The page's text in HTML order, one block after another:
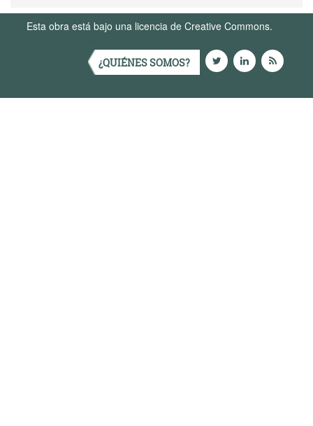
Esta obra está bajo una licencia de Creative Commons.
¿QUIÉNES SOMOS?